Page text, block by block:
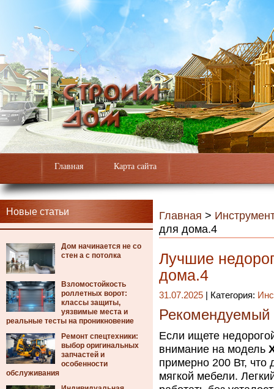
Главная Карта сайта
Новые статьи
Дом начинается не со
стен а с потолка
Взломостойкость
роллетных ворот:
классы защиты,
уязвимые места и
реальные тесты на проникновение
Ремонт спецтехники:
выбор оригинальных
запчастей и
особенности
обслуживания
Главная >
для дома.4
Лучшие
дома.4
31.07.2025 | Категория:
Рекомендуемый
Если ищете
внимание на модель
примерно 200 Вт, что
мягкой мебели.